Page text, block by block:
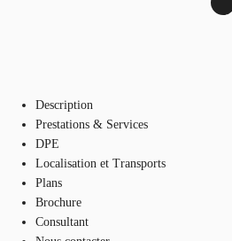
Description
Prestations & Services
DPE
Localisation et Transports
Plans
Brochure
Consultant